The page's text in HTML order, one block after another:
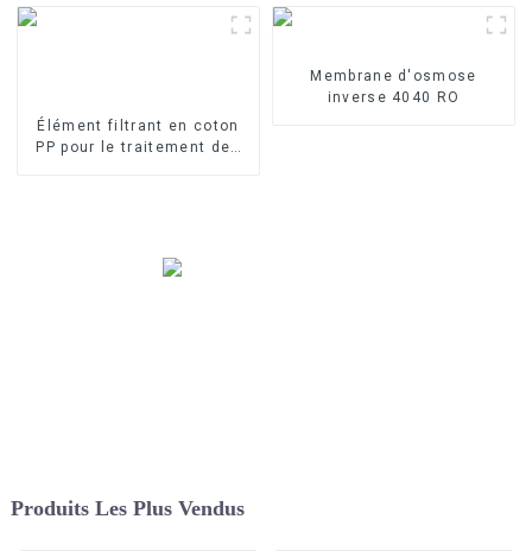
Élément filtrant en coton
PP pour le traitement des
Membrane d'osmose
inverse 4040 RO
Produits Les Plus Vendus